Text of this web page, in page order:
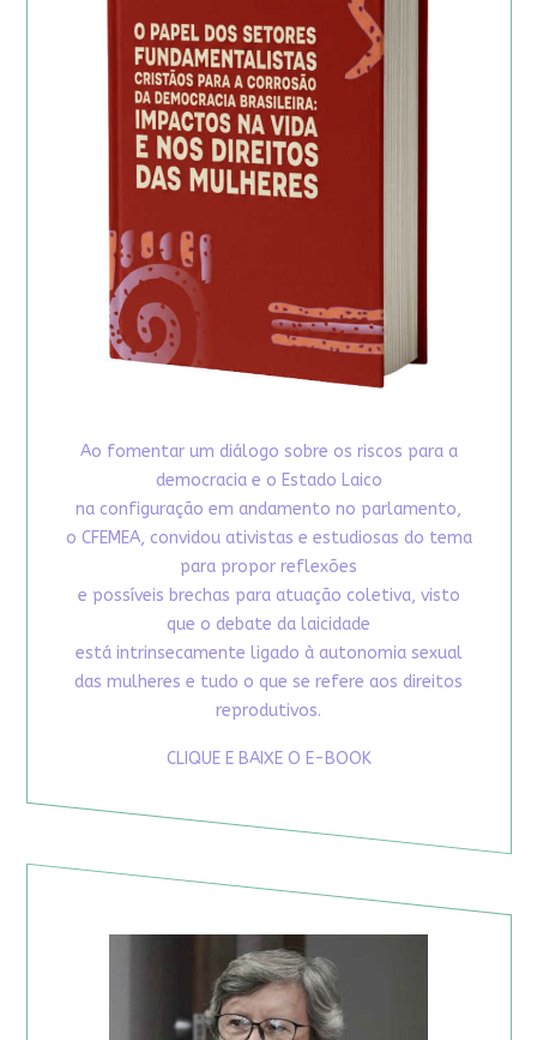
Ao fomentar um diálogo sobre os riscos para a
democracia e o Estado Laico
na configuração em andamento no parlamento,
o CFEMEA, convidou ativistas e estudiosas do tema
para propor reflexões
e possíveis brechas para atuação coletiva, visto
que o debate da laicidade
está intrinsecamente ligado à autonomia sexual
das mulheres e tudo o que se refere aos direitos
reprodutivos.
CLIQUE E BAIXE O E-BOOK